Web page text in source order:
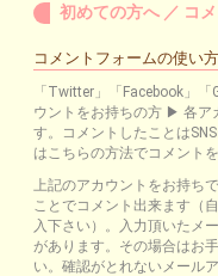
初めての方へ ／ コ
コメントフォームの使い方
「Twitter」「Facebook」
ウントをお持ちの方 ▶ 各ア
す。コメントしたことは
はこちらの方法でコメント
上記のアカウントをお持ち
ことでコメント出来ます（
入下さい）。入力頂いたメ
があります。その場合はお
い。確認がとれないメール